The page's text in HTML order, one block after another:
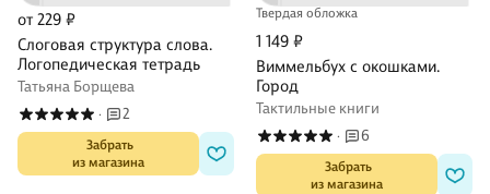
от 229 ₽
Слоговая структура слова.
Логопедическая тетрадь
Татьяна Борщева
· 2
Забрать
из магазина
Твердая обложка
1 149 ₽
Виммельбух с окошками.
Город
Тактильные книги
· 6
Забрать
из магазина